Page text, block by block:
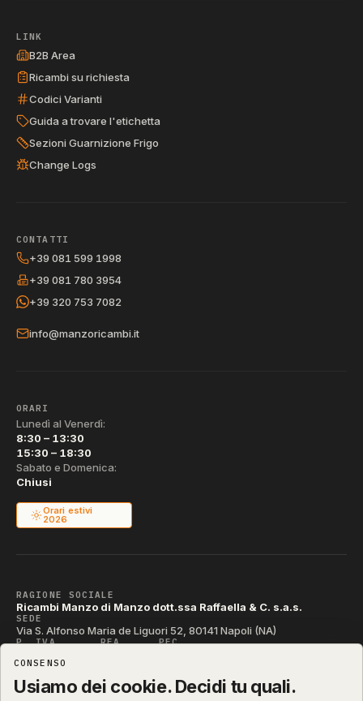
LINK
B2B Area
Ricambi su richiesta
Codici Varianti
Guida a trovare l'etichetta
Sezioni Guarnizione Frigo
Change Logs
CONTATTI
+39 081 599 1998
+39 081 780 3954
+39 320 753 7082
info@manzoricambi.it
ORARI
Lunedì al Venerdì:
8:30 – 13:30
15:30 – 18:30
Sabato e Domenica:
Chiusi
Orari estivi
2026
RAGIONE SOCIALE
Ricambi Manzo di Manzo dott.ssa Raffaella & C. s.a.s.
SEDE
Via S. Alfonso Maria de Liguori 52, 80141 Napoli (NA)
P. IVA REA PEC
CODICE SDI
T04ZHR3
CONSENSO
Usiamo dei cookie. Decidi tu quali.